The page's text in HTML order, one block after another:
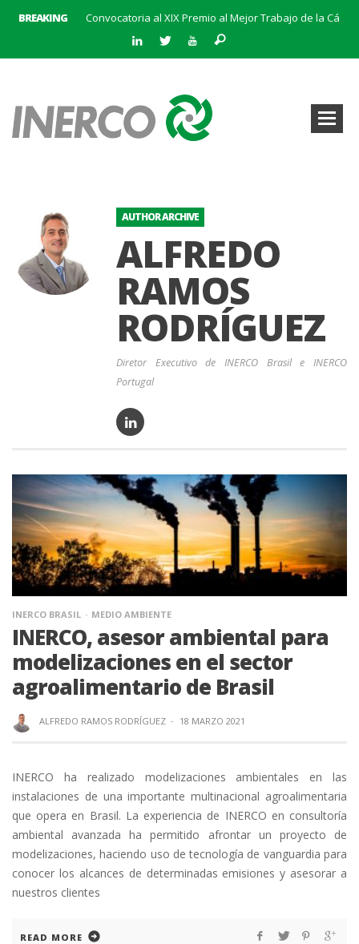
BREAKING
INERCO se adhiere a la Alianza #CEOPorLaDiversidad
La creación del Clúster Empresarial Andaluz del Biometano marca un hito en el impulso a las energías renovables y en la gestión de residuos
El equipo directivo (liderado por su Director General, Pedro Marín Aranda) y Chalten Inversiones adquieren la mayoría de INERCO
AUTHOR ARCHIVE
ALFREDO
RAMOS
RODRÍGUEZ
Diretor Executivo de INERCO Brasil e INERCO
Portugal
INERCO BRASIL MEDIO AMBIENTE
INERCO, asesor ambiental para
modelizaciones en el sector
agroalimentario de Brasil
ALFREDO RAMOS RODRÍGUEZ · 18 MARZO 2021
INERCO ha realizado modelizaciones ambientales en las
instalaciones de una importante multinacional agroalimentaria
que opera en Brasil. La experiencia de INERCO en consultoría
ambiental avanzada ha permitido afrontar un proyecto de
modelizaciones, haciendo uso de tecnología de vanguardia para
conocer los alcances de determinadas emisiones y asesorar a
nuestros clientes
READ MORE